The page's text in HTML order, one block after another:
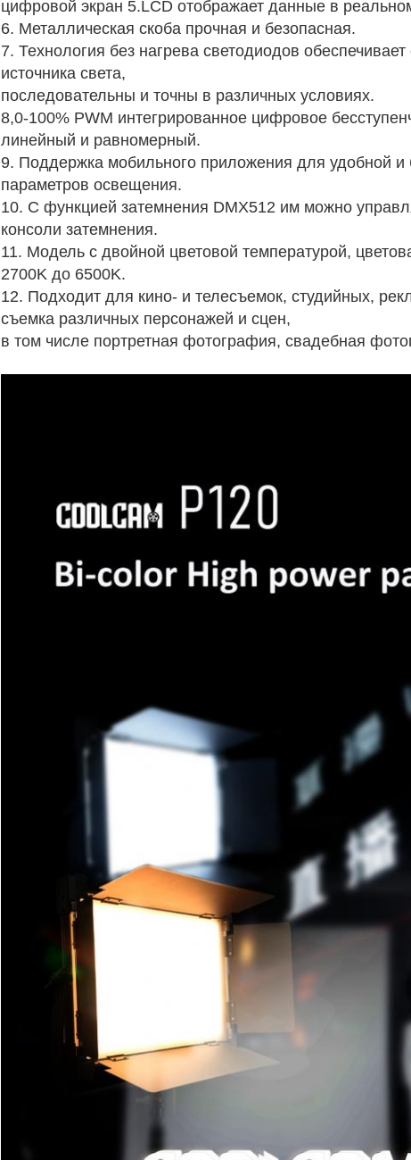
цифровой экран 5.LCD отображает данные в
6. Металлическая скоба прочная и безопасная.
7. Технология без нагрева светодиодов
источника света,
последовательны и точны в различных условиях.
8,0-100% PWM интегрированное цифровое
линейный и равномерный.
9. Поддержка мобильного приложения для удобной и
параметров освещения.
10. С функцией затемнения DMX512 им можно
консоли затемнения.
11. Модель с двойной цветовой температурой,
2700K до 6500K.
12. Подходит для кино- и телесъемок, студийных,
съемка различных персонажей и сцен,
в том числе портретная фотография, свадебная